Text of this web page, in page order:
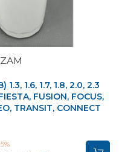
ZAM
1.3, 1.6, 1.7, 1.8, 2.0, 2.3
FUSION, FOCUS,
TRANSIT, CONNECT